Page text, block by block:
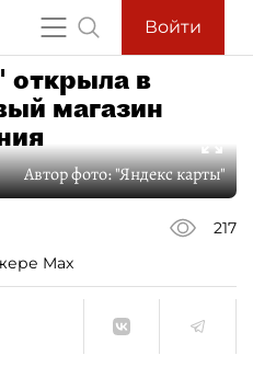
Войти
открыла в
магазин
Автор фото:"Яндекс карты"
217
Max